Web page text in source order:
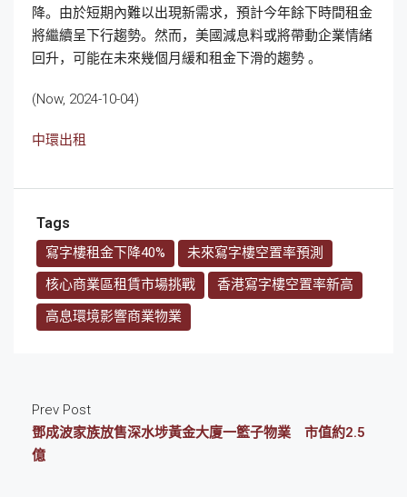
降。由於短期內難以出現新需求，預計今年餘下時間租金
將繼續呈下行趨勢。然而，美國減息料或將帶動企業情緒
回升，可能在未來幾個月緩和租金下滑的趨勢 。
(Now, 2024-10-04)
中環出租
Tags
寫字樓租金下降40%
未來寫字樓空置率預測
核心商業區租賃市場挑戰
香港寫字樓空置率新高
高息環境影響商業物業
Prev Post
鄧成波家族放售深水埗黃金大廈一籃子物業 市值約2.5
億